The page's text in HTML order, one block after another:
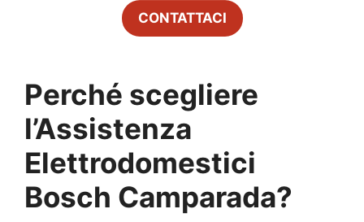
CONTATTACI
Perché scegliere
l’Assistenza
Elettrodomestici
Bosch Camparada?